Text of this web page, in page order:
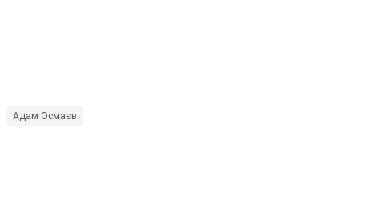
Адам Осмаєв